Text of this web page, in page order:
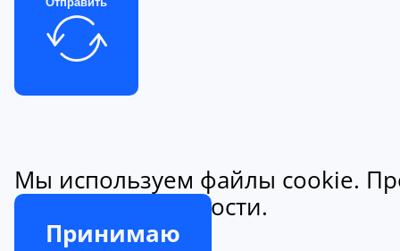
Мы используем файлы cookie.
конфиденциальности.
Принимаю